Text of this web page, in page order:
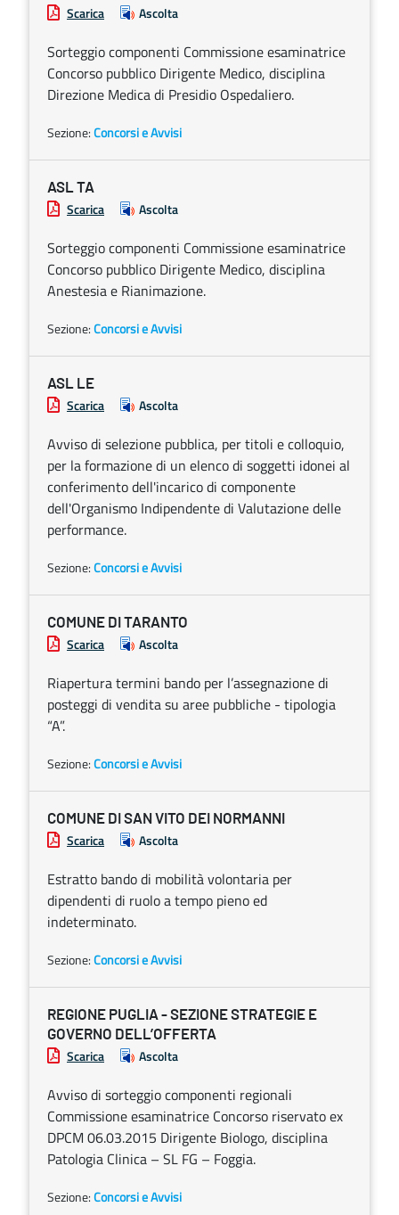
Scarica Ascolta
Sorteggio componenti Commissione esaminatrice
Concorso pubblico Dirigente Medico, disciplina
Direzione Medica di Presidio Ospedaliero.
Sezione:Concorsi e Avvisi
ASL TA
Scarica Ascolta
Sorteggio componenti Commissione esaminatrice
Concorso pubblico Dirigente Medico, disciplina
Anestesia e Rianimazione.
Sezione:Concorsi e Avvisi
ASL LE
Scarica Ascolta
Avviso di selezione pubblica, per titoli e colloquio,
per la formazione di un elenco di soggetti idonei al
conferimento dell'incarico di componente
dell'Organismo Indipendente di Valutazione delle
performance.
Sezione:Concorsi e Avvisi
COMUNE DI TARANTO
Scarica Ascolta
Riapertura termini bando per l’assegnazione di
posteggi di vendita su aree pubbliche - tipologia
“A”.
Sezione:Concorsi e Avvisi
COMUNE DI SAN VITO DEI NORMANNI
Scarica Ascolta
Estratto bando di mobilità volontaria per
dipendenti di ruolo a tempo pieno ed
indeterminato.
Sezione:Concorsi e Avvisi
REGIONE PUGLIA - SEZIONE STRATEGIE E
GOVERNO DELL’OFFERTA
Scarica Ascolta
Avviso di sorteggio componenti regionali
Commissione esaminatrice Concorso riservato ex
DPCM 06.03.2015 Dirigente Biologo, disciplina
Patologia Clinica – SL FG – Foggia.
Sezione:Concorsi e Avvisi